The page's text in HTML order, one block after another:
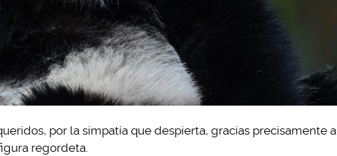
por la simpatía que despierta, gracias precisamente a
regordeta.